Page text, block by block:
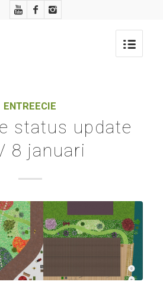
ENTREECIE
status update
8 januari